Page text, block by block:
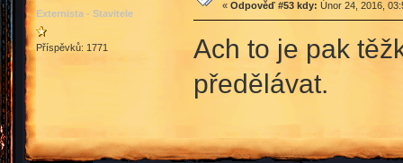
Externista - Stavitele
Příspěvků: 1771
« Odpověď #53 kdy: Únor 24, 2016,
Ach to je pak
předělávat.